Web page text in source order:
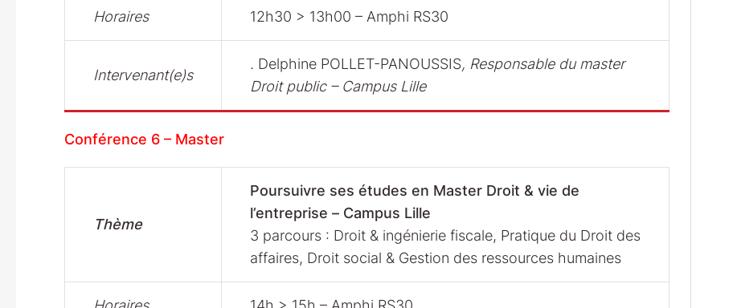
Horaires 12h30 > 13h00 – Amphi RS30
Intervenant(e)s
. Delphine POLLET-PANOUSSIS, Responsable du master
Droit public – Campus Lille
Conférence 6 – Master
Thème
Poursuivre ses études en Master Droit & vie de
l’entreprise – Campus Lille
3 parcours : Droit & ingénierie fiscale, Pratique du Droit des
affaires, Droit social & Gestion des ressources humaines